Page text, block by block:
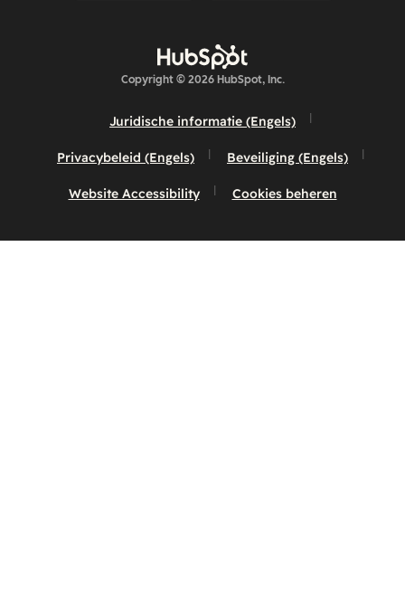
Copyright © 2026 HubSpot, Inc.
Juridische informatie (Engels)
Privacybeleid (Engels) Beveiliging (Engels)
Website Accessibility Cookies beheren